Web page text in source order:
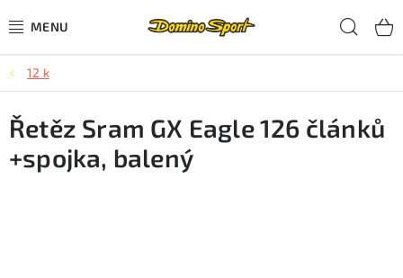
na
CYKLISTIKA
SJEZDOVÉ LYŽOVÁNÍ
SKIALPOVÉ LYŽOVÁNÍ
12 k
Řetěz Sram GX Eagle 126 článků
+spojka, balený